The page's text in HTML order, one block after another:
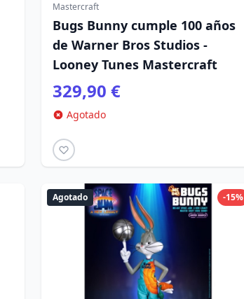
Mastercraft
Bugs Bunny cumple 100 años
de Warner Bros Studios -
Looney Tunes Mastercraft
329,90 €
Agotado
-15%
Agotado